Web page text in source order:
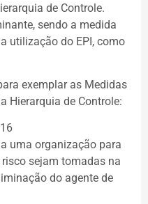
de Controle.
sendo a medida
utilização do EPI, como
exemplar as Medidas
Hierarquia de Controle:
uma organização para
sejam tomadas na
do agente de